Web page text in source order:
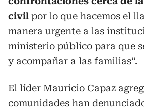
civil por lo que hacemos el
manera urgente a las
ministerio público para que
y acompañar a las familias”.
El líder Mauricio Capaz
comunidades han